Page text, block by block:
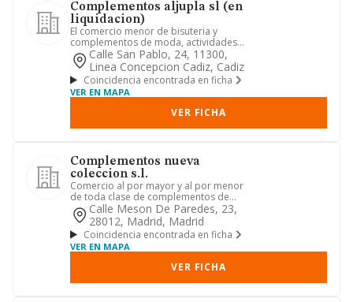
Complementos aljupla sl (en
liquidacion)
El comercio menor de bisuteria y
complementos de moda, actividades
inmobiliarias en general, asi co...
Calle San Pablo, 24, 11300,
Linea Concepcion Cadiz, Cadiz
Coincidencia encontrada en ficha
VER EN MAPA
VER FICHA
Complementos nueva
coleccion s.l.
Comercio al por mayor y al por menor
de toda clase de complementos de
vestir, regalo, ropa.
Calle Meson De Paredes, 23,
28012, Madrid, Madrid
Coincidencia encontrada en ficha
VER EN MAPA
VER FICHA